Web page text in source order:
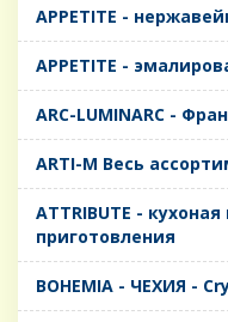
APPETITE -
APPETITE -
ARC-LUMINARC -
ARTI-M Весь
ATTRIBUTE -
приготовления
BOHEMIA - ЧЕХИЯ -